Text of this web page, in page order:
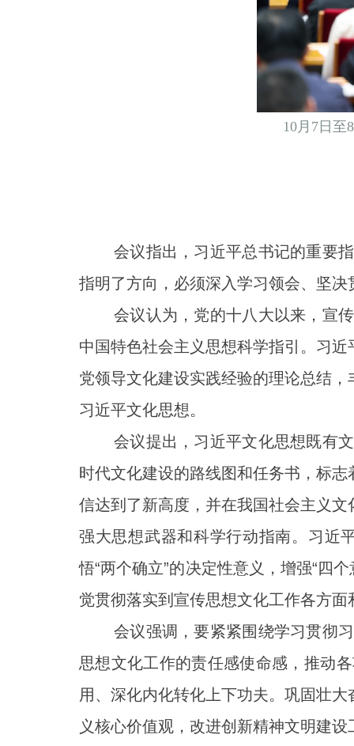
10月7日至
会议指出，习近平总书记的重要指
指明了方向，必须深入学习领会、坚决
会议认为，党的十八大以来，宣传
中国特色社会主义思想科学指引。习
党领导文化建设实践经验的理论总结
习近平文化思想。
会议提出，习近平文化思想既有文
时代文化建设的路线图和任务书，标
信达到了新高度，并在我国社会主义
强大思想武器和科学行动指南。习近
悟“两个确立”的决定性意义，增强“四
觉贯彻落实到宣传思想文化工作各方面
会议强调，要紧紧围绕学习贯彻习
思想文化工作的责任感使命感，推动
用、深化内化转化上下功夫。巩固壮
义核心价值观，改进创新精神文明建